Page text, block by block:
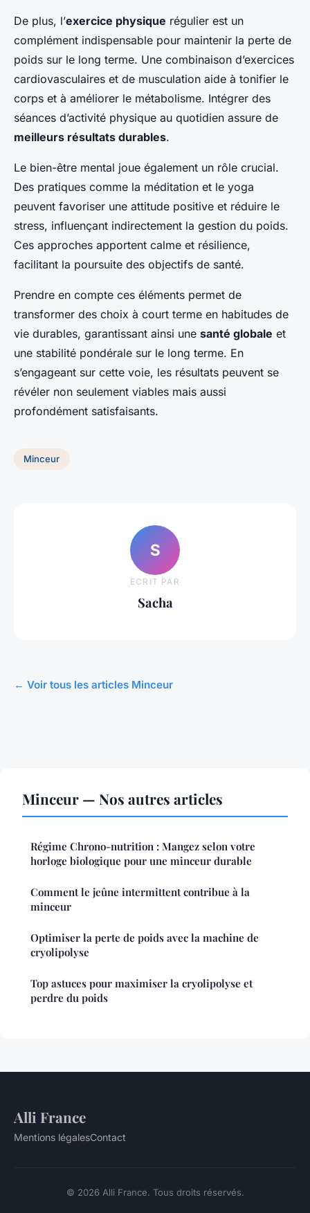
De plus, l’exercice physique régulier est un
complément indispensable pour maintenir la perte de
poids sur le long terme. Une combinaison d’exercices
cardiovasculaires et de musculation aide à tonifier le
corps et à améliorer le métabolisme. Intégrer des
séances d’activité physique au quotidien assure de
meilleurs résultats durables.
Le bien-être mental joue également un rôle crucial.
Des pratiques comme la méditation et le yoga
peuvent favoriser une attitude positive et réduire le
stress, influençant indirectement la gestion du poids.
Ces approches apportent calme et résilience,
facilitant la poursuite des objectifs de santé.
Prendre en compte ces éléments permet de
transformer des choix à court terme en habitudes de
vie durables, garantissant ainsi une santé globale et
une stabilité pondérale sur le long terme. En
s’engageant sur cette voie, les résultats peuvent se
révéler non seulement viables mais aussi
profondément satisfaisants.
Minceur
S
ECRIT PAR
Sacha
← Voir tous les articles Minceur
Minceur — Nos autres articles
Régime Chrono-nutrition : Mangez selon votre
horloge biologique pour une minceur durable
Comment le jeûne intermittent contribue à la
minceur
Optimiser la perte de poids avec la machine de
cryolipolyse
Top astuces pour maximiser la cryolipolyse et
perdre du poids
Alli France
Mentions légalesContact
© 2026 Alli France. Tous droits réservés.